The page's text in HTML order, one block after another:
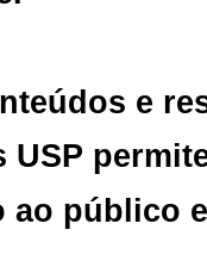
e
USP
público